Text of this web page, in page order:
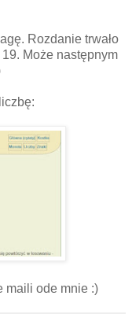
Rozdanie trwało
Może następnym
maili ode mnie :)